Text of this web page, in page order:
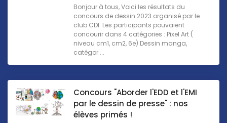
Bonjour à tous, Voici les résultats du
concours de dessin 2023 organisé par le
club CDI. Les participants pouvaient
concourir dans 4 catégories : Pixel Art (
niveau cm1, cm2, 6e) Dessin manga,
catégor ...
Concours "Aborder l'EDD et l'EMI
par le dessin de presse" : nos
élèves primés !